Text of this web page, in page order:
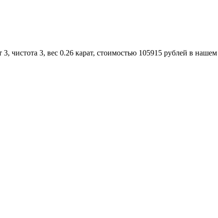
чистота 3, вес 0.26 карат, стоимостью 105915 рублей в нашем